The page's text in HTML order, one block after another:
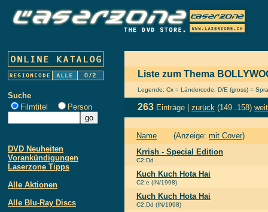
Suche
Filmtitel
Person
DVD Neuheiten
Vorankündigungen
Laserzone Tipps
Alle Aktionen
Alle Blu-Ray Discs
Liste zum Thema
Legende: Cx = Ländercode, D/E (gross) =
263 Einträge | zurück (149..158)
Name (Anzeige: mit Cover)
Krrish - Special Edition
C2:Dd
Kuch Kuch Hota Hai
C2:e (IN/1998)
Kuch Kuch Hota Hai
C2:Dd (IN/1998)